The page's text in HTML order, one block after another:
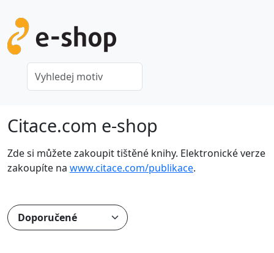
Citace.com e-shop
Zde si můžete zakoupit tištěné knihy. Elektronické verze
zakoupíte na www.citace.com/publikace.